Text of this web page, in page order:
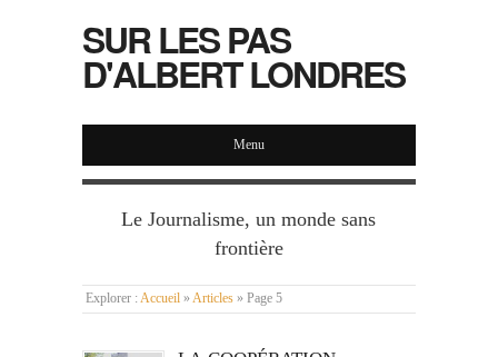
SUR LES PAS
D'ALBERT LONDRES
Menu
Le Journalisme, un monde sans
frontière
Explorer : Accueil »Articles » Page 5